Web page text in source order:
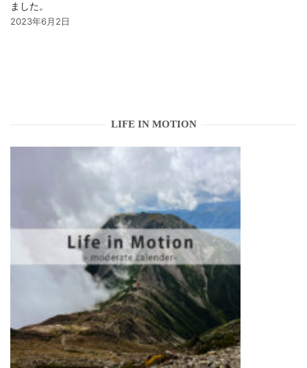
ました。
2023年6月2日
LIFE IN MOTION